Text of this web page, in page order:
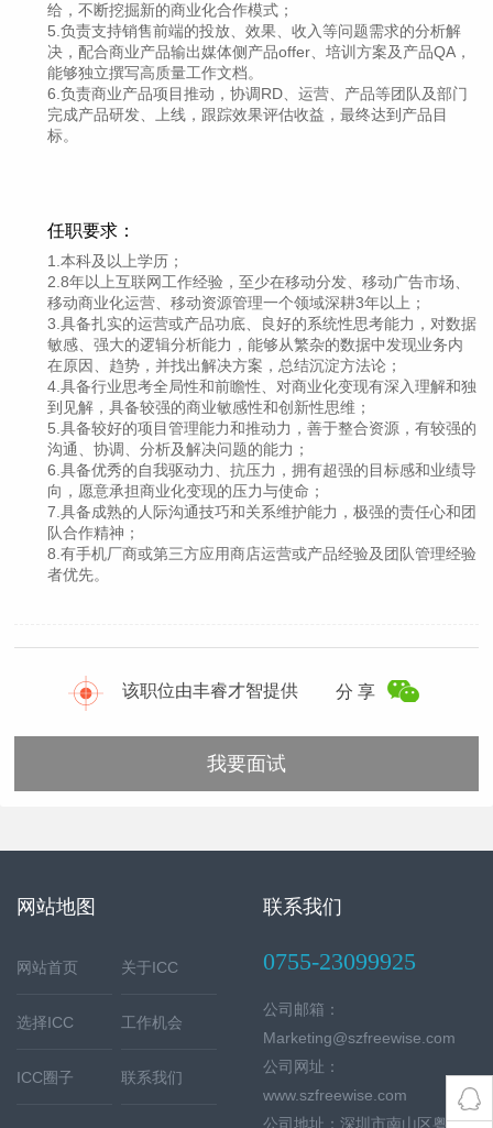
给，不断挖掘新的商业化合作模式；
5.负责支持销售前端的投放、效果、收入等问题需求的分析解
决，配合商业产品输出媒体侧产品offer、培训方案及产品QA，
能够独立撰写高质量工作文档。
6.负责商业产品项目推动，协调RD、运营、产品等团队及部门
完成产品研发、上线，跟踪效果评估收益，最终达到产品目
标。
任职要求：
1.本科及以上学历；
2.8年以上互联网工作经验，至少在移动分发、移动广告市场、
移动商业化运营、移动资源管理一个领域深耕3年以上；
3.具备扎实的运营或产品功底、良好的系统性思考能力，对数据
敏感、强大的逻辑分析能力，能够从繁杂的数据中发现业务内
在原因、趋势，并找出解决方案，总结沉淀方法论；
4.具备行业思考全局性和前瞻性、对商业化变现有深入理解和独
到见解，具备较强的商业敏感性和创新性思维；
5.具备较好的项目管理能力和推动力，善于整合资源，有较强的
沟通、协调、分析及解决问题的能力；
6.具备优秀的自我驱动力、抗压力，拥有超强的目标感和业绩导
向，愿意承担商业化变现的压力与使命；
7.具备成熟的人际沟通技巧和关系维护能力，极强的责任心和团
队合作精神；
8.有手机厂商或第三方应用商店运营或产品经验及团队管理经验
者优先。
该职位由丰睿才智提供 分 享
我要面试
网站地图
网站首页 关于ICC
选择ICC 工作机会
ICC圈子 联系我们
联系我们
0755-23099925
公司邮箱：
Marketing@szfreewise.com
公司网址：
www.szfreewise.com
公司地址：深圳市南山区粤海